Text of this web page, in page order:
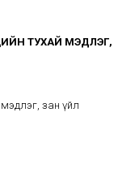
ТУХАЙ МЭДЛЭГ,
зан үйл